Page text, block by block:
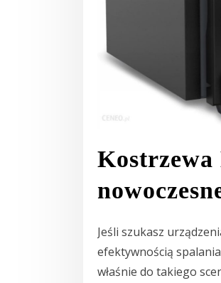
Jeśli szukasz
efektywnością
właśnie do takiego